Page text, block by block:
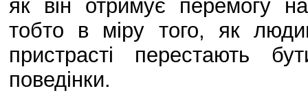
як він отримує перемогу
тобто в міру того, як
пристрасті перестають
поведінки.